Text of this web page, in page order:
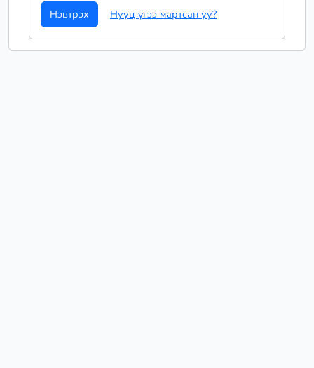
Нэвтрэх Нууц үгээ мартсан уу?